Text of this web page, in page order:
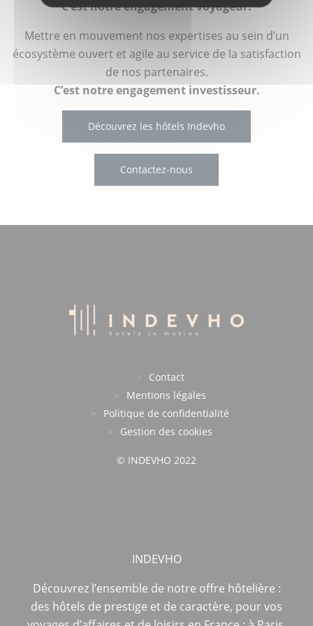
C’est notre engagement voyageur.
Mettre en mouvement nos expertises au sein d’un
écosystème ouvert et agile au service de la satisfaction
de nos partenaires.
C’est notre engagement investisseur.
Découvrez les hôtels Indevho
Contactez-nous
Contact
Mentions légales
Politique de confidentialité
Gestion des cookies
© INDEVHO 2022
INDEVHO
Découvrez l’ensemble de notre offre hôtelière :
des hôtels de prestige et de caractère, pour vos